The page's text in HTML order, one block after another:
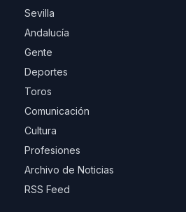
Sevilla
Andalucía
Gente
Deportes
Toros
Comunicación
Cultura
Profesiones
Archivo de Noticias
RSS Feed